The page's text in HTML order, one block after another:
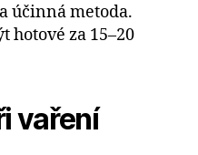
účinná metoda.
hotové za 15–20
vaření